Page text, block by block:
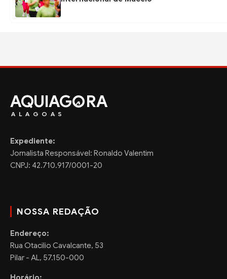
AQUIAG RA
ALAGOAS
Expediente:
Jornalista Responsável: Ronaldo Valentim
CNPJ: 42.710.917/0001-20
NOSSA REDAÇÃO
Endereço:
Rua Otacilio Cavalcante, 53
Pilar - AL, 57.150-000